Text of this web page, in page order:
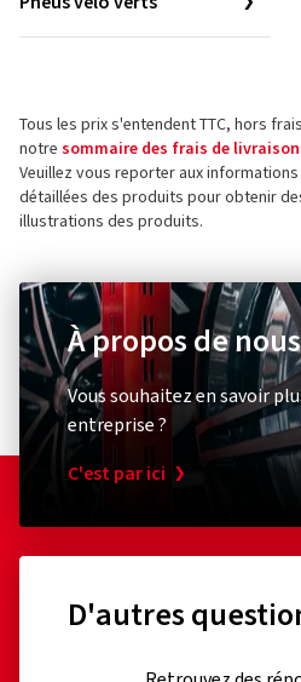
Tous les prix s'entendent TTC, hors
notre sommaire des frais de livraison
Veuillez vous reporter aux
détaillées des produits pour obtenir
illustrations des produits.
À propos de nous
Vous souhaitez en savoir
entreprise ?
C'est par ici
D'autres